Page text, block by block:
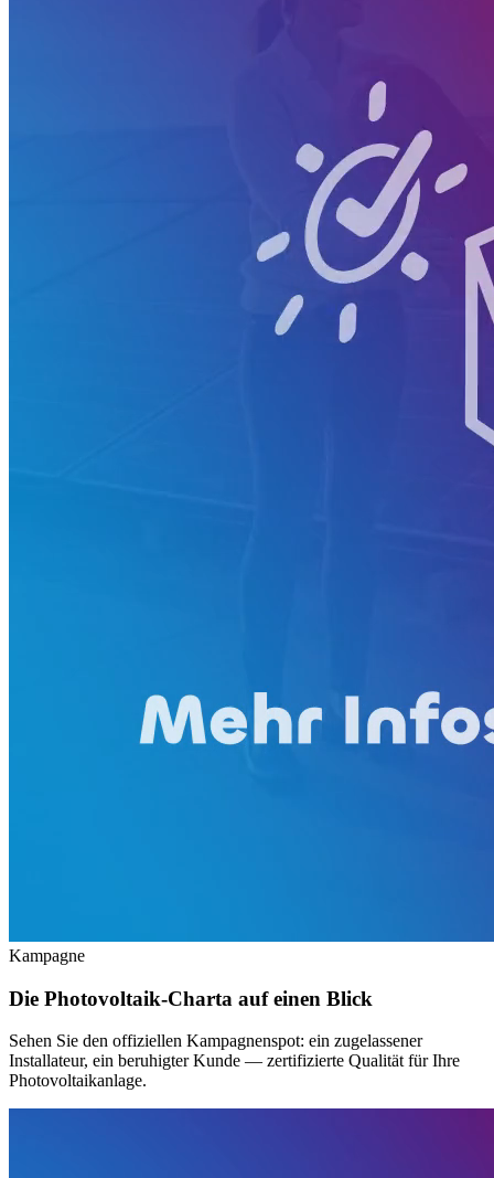
Kampagne
Die Photovoltaik-Charta auf einen Blick
Sehen Sie den offiziellen Kampagnenspot: ein zugelassener
Installateur, ein beruhigter Kunde — zertifizierte Qualität für Ihre
Photovoltaikanlage.